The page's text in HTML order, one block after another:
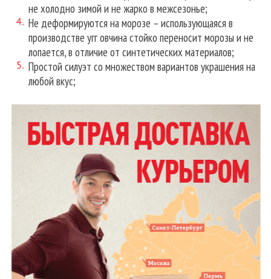
не холодно зимой и не жарко в межсезонье;
Не деформируются на морозе – использующаяся в
производстве угг овчина стойко переносит морозы и не
лопается, в отличие от синтетических материалов;
Простой силуэт со множеством вариантов украшения на
любой вкус;